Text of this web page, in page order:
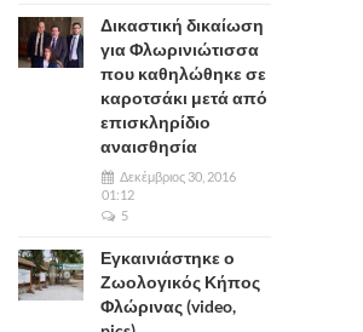
Δικαστική δικαίωση
για Φλωρινιώτισσα
που καθηλώθηκε σε
καροτσάκι μετά από
επισκληρίδιο
αναισθησία
Δεκέμβριος 30, 2016
01:12
5
Εγκαινιάστηκε ο
Ζωολογικός Κήπος
Φλώρινας (video,